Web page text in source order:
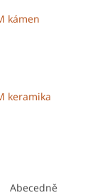
kámen
keramika
Abecedně